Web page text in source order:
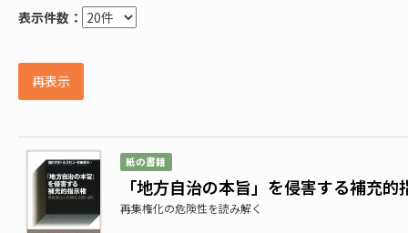
表示件数：
再表示
紙の書籍
「地方自治の本旨」を侵害する補充的
再集権化の危険性を読み解く